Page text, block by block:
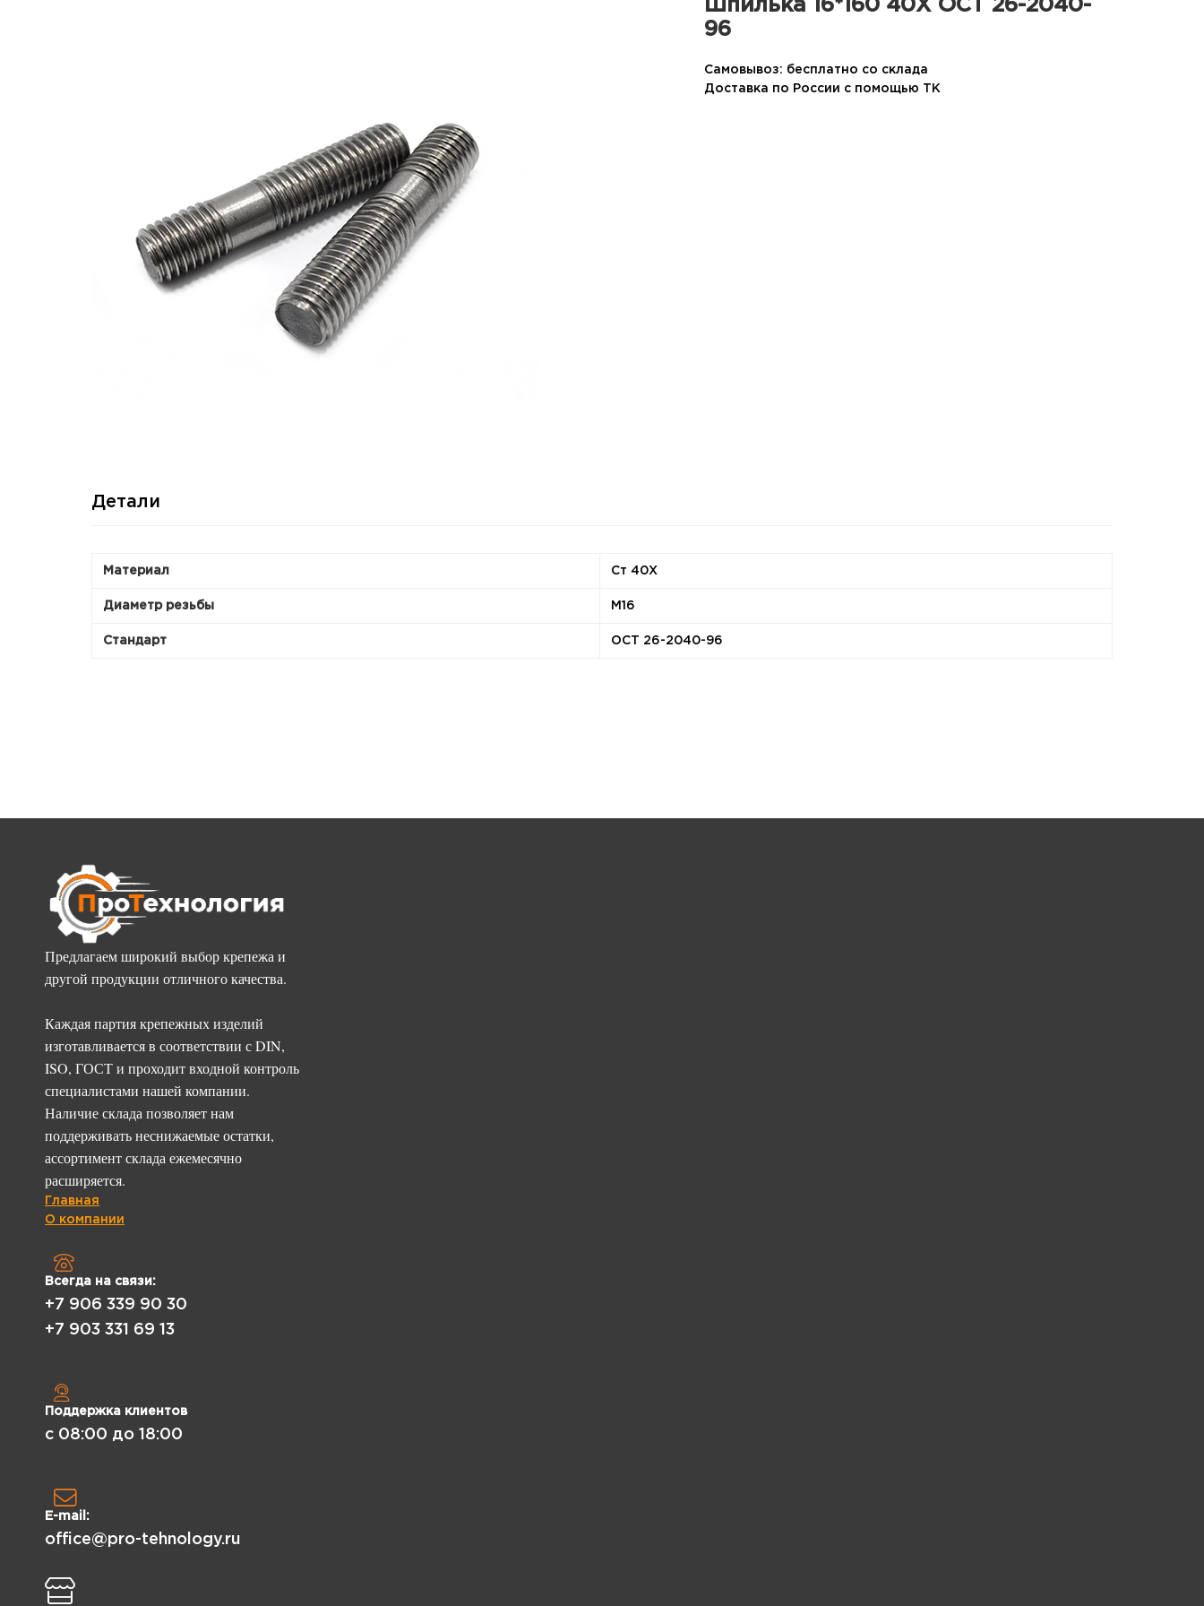
Шпилька 16*160 40Х ОСТ 26-2040-
96
Самовывоз: бесплатно со склада
Доставка по России с помощью ТК
Детали
Материал Ст 40Х
Диаметр резьбы М16
Стандарт ОСТ 26-2040-96
Предлагаем широкий выбор крепежа и
другой продукции отличного качества.
Каждая партия крепежных изделий
изготавливается в соответствии с DIN,
ISO, ГОСТ и проходит входной контроль
специалистами нашей компании.
Наличие склада позволяет нам
поддерживать неснижаемые остатки,
ассортимент склада ежемесячно
расширяется.
Главная
О компании
Всегда на связи:
+7 906 339 90 30
+7 903 331 69 13
Поддержка клиентов
с 08:00 до 18:00
E-mail:
office@pro-tehnology.ru